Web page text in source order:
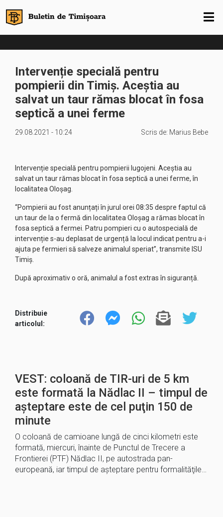
Intervenție specială pentru
pompierii din Timiș. Aceștia au
salvat un taur rămas blocat în fosa
septică a unei ferme
29.08.2021 - 10:24 Scris de: Marius Bebe
Intervenție specială pentru pompierii lugojeni. Aceștia au
salvat un taur rămas blocat în fosa septică a unei ferme, în
localitatea Oloșag.
“Pompierii au fost anunțați în jurul orei 08:35 despre faptul că
un taur de la o fermă din localitatea Oloșag a rămas blocat în
fosa septică a fermei. Patru pompieri cu o autospecială de
intervenție s-au deplasat de urgență la locul indicat pentru a-i
ajuta pe fermieri să salveze animalul speriat”, transmite ISU
Timiș.
După aproximativ o oră, animalul a fost extras în siguranță.
Distribuie
articolul:
VEST: coloană de TIR-uri de 5 km
este formată la Nădlac II – timpul de
aşteptare este de cel puţin 150 de
minute
O coloană de camioane lungă de cinci kilometri este
formată, miercuri, înainte de Punctul de Trecere a
Frontierei (PTF) Nădlac II, pe autostrada pan-
europeană, iar timpul de aşteptare pentru formalităţile…